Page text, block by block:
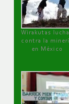
Wirakutas
contra la
en México